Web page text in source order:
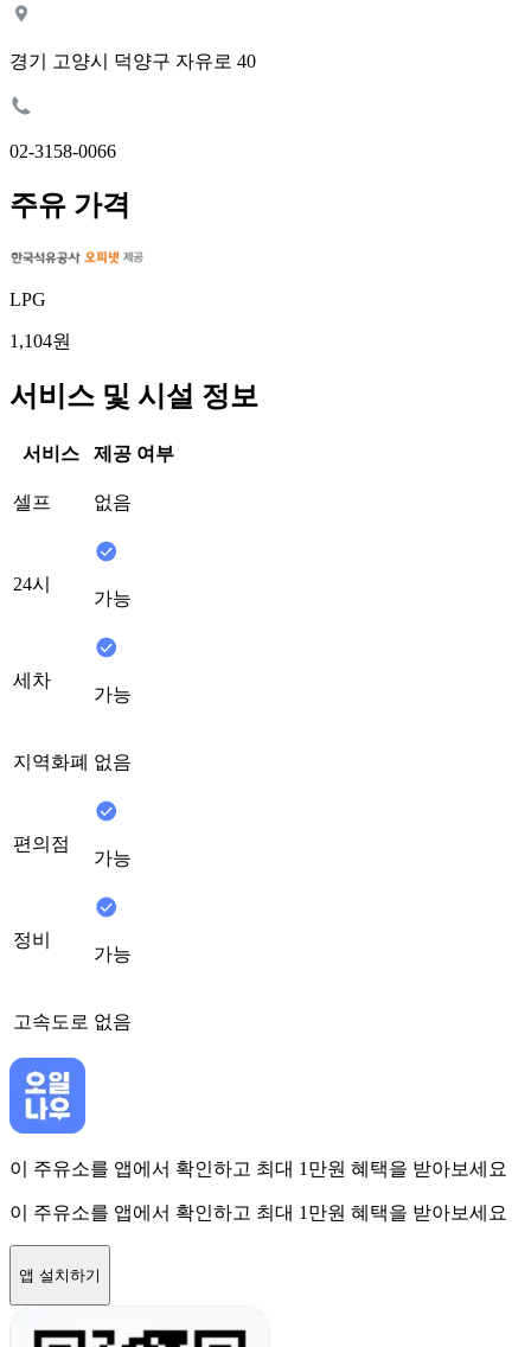
경기 고양시 덕양구 자유로 40
02-3158-0066
주유 가격
LPG
1,104원
서비스 및 시설 정보
서비스 제공 여부
셀프 없음
24시
가능
세차
가능
지역화폐 없음
편의점
가능
정비
가능
고속도로 없음
이 주유소를 앱에서 확인하고 최대 1만원 혜택을 받아보세요
이 주유소를 앱에서 확인하고 최대 1만원 혜택을 받아보세요
앱 설치하기